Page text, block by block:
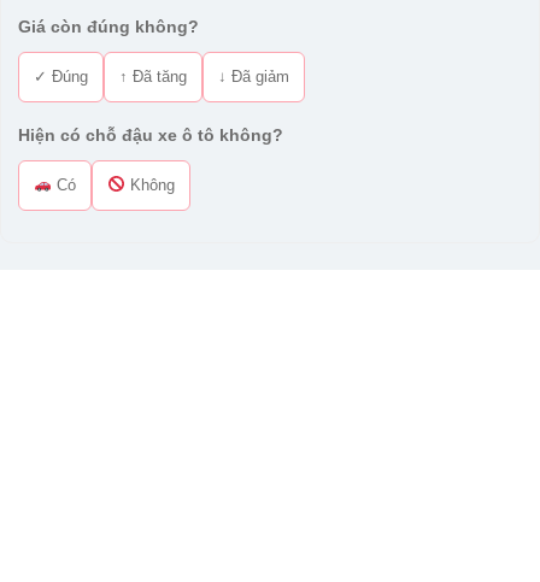
Giá còn đúng không?
✓ Đúng ↑ Đã tăng ↓ Đã giảm
Hiện có chỗ đậu xe ô tô không?
Có Không